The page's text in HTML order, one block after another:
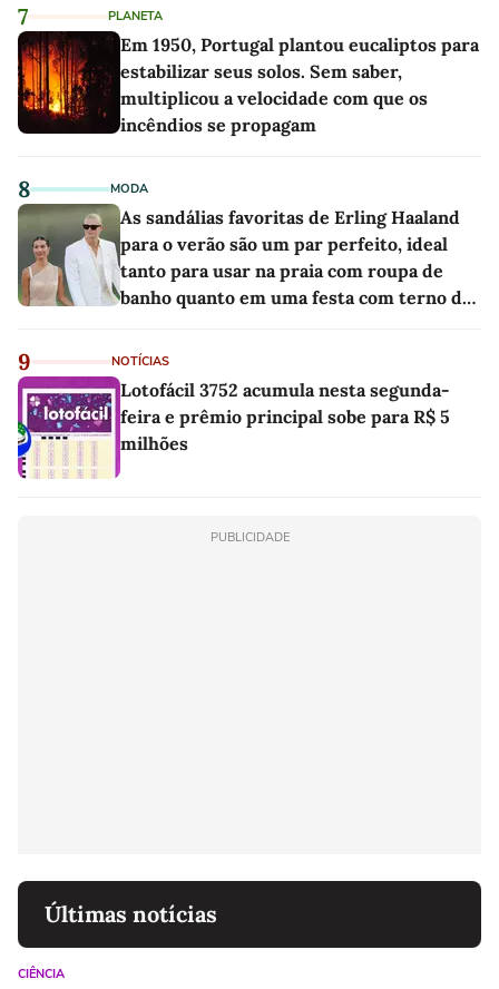
7 PLANETA
Em 1950, Portugal plantou eucaliptos para
estabilizar seus solos. Sem saber,
multiplicou a velocidade com que os
incêndios se propagam
8 MODA
As sandálias favoritas de Erling Haaland
para o verão são um par perfeito, ideal
tanto para usar na praia com roupa de
banho quanto em uma festa com terno de
9 NOTÍCIAS
Lotofácil 3752 acumula nesta segunda-
feira e prêmio principal sobe para R$ 5
milhões
PUBLICIDADE
Últimas notícias
CIÊNCIA